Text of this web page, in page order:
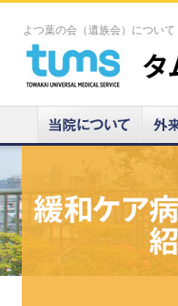
よつ葉の会（遺族会）につい